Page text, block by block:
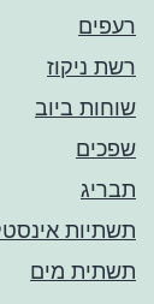
רעפים
רשת ניקוז
שוחות ביוב
שפכים
תבריג
תשתיות
תשתית מים